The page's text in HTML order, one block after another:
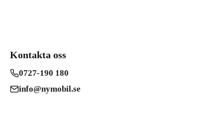
Kontakta oss
0727-190 180
info@nymobil.se